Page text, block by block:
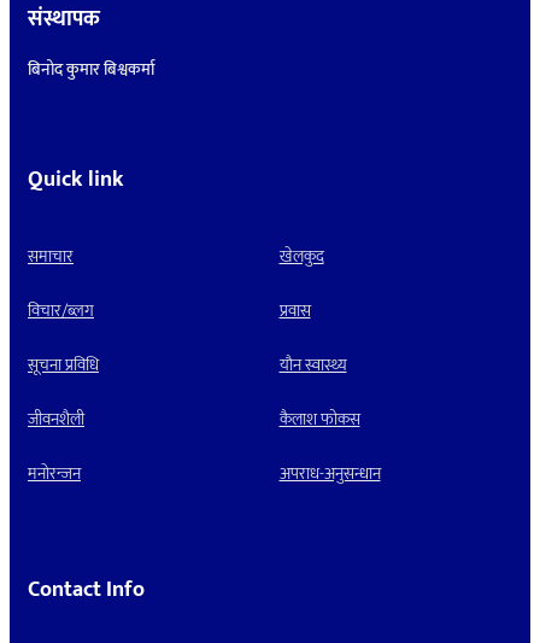
संस्थापक
बिनोद कुमार बिश्वकर्मा
Quick link
समाचार
विचार/ब्लग
सूचना प्रविधि
जीवनशैली
मनाेरन्जन
खेलकुद
प्रवास
याैन स्वास्थ्य
कैलाश फोकस
अपराध-अनुसन्धान
Contact Info